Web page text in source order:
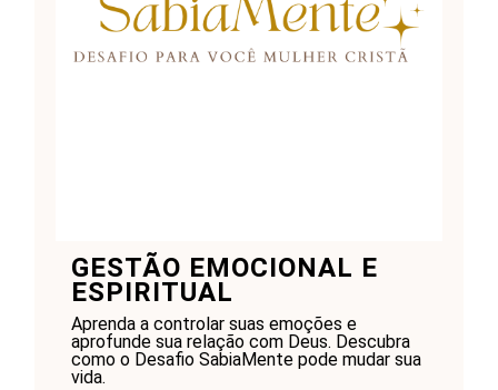
GESTÃO EMOCIONAL E
ESPIRITUAL
Aprenda a controlar suas emoções e
aprofunde sua relação com Deus. Descubra
como o Desafio SabiaMente pode mudar sua
vida.